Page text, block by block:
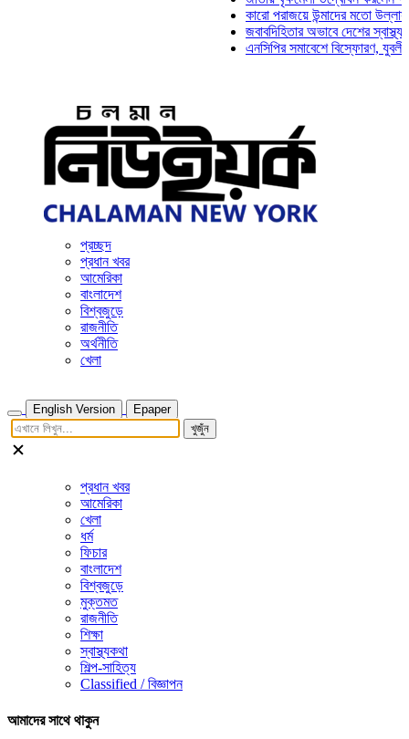
কারো পরাজয়ে উন্মাদের মতো উল্লাস করতে হয়
জবাবদিহিতার অভাবে দেশের স্বাস্থ্যখাত নানা
এনসিপির সমাবেশে বিস্ফোরণ, যুবলীগের দুই
প্রচ্ছদ
প্রধান খবর
আমেরিকা
বাংলাদেশ
বিশ্বজুড়ে
রাজনীতি
অর্থনীতি
খেলা
English Version
Epaper
খুজুঁন
প্রধান খবর
আমেরিকা
খেলা
ধর্ম
ফিচার
বাংলাদেশ
বিশ্বজুড়ে
মুক্তমত
রাজনীতি
শিক্ষা
স্বাস্থ্যকথা
শিল্প-সাহিত্য
Classified / বিজ্ঞাপন
আমাদের সাথে থাকুন